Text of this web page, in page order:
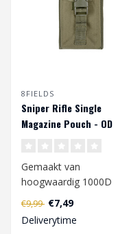
8FIELDS
Sniper Rifle Single
Magazine Pouch - OD
Gemaakt van
hoogwaardig 1000D
door een hoge weerstand
tege..
€9,99 €7,49
Deliverytime